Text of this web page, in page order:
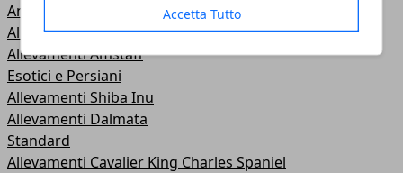
Accetta Tutto
Annunci Labrador
Allevamenti Ragdoll
Allevamenti Amstaff
Esotici e Persiani
Allevamenti Shiba Inu
Allevamenti Dalmata
Standard
Allevamenti Cavalier King Charles Spaniel